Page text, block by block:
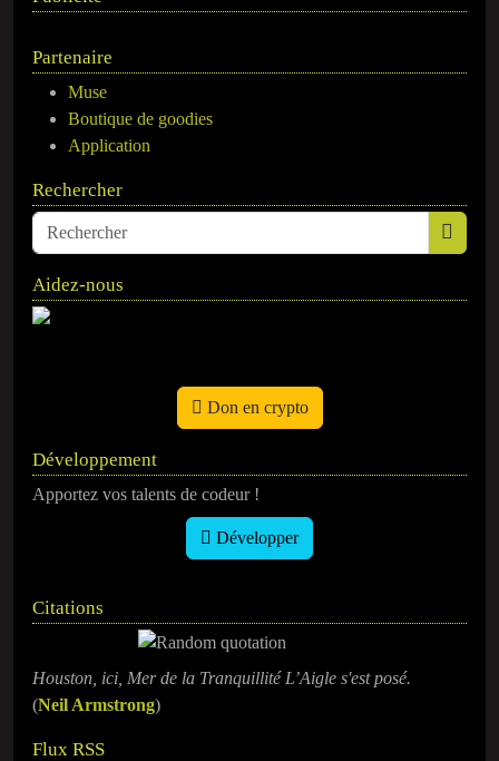
Partenaire
Muse
Boutique de goodies
Application
Rechercher
Aidez-nous
Don en crypto
Développement
Apportez vos talents de codeur !
Développer
Citations
Houston, ici, Mer de la Tranquillité L’Aigle s'est posé.
(Neil Armstrong)
Flux RSS